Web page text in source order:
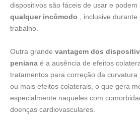
dispositivos são fáceis de usar e podem
qualquer incômodo , inclusive
trabalho.
Outra grande vantagem dos
peniana é a ausência de efeitos
tratamentos para correção da
ou mais efeitos colaterais, o que gera
especialmente naqueles com
doenças cardiovasculares.